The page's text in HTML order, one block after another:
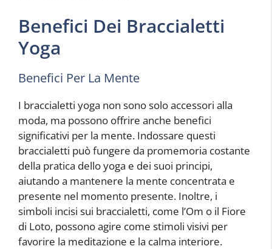
Benefici Dei Braccialetti
Yoga
Benefici Per La Mente
I braccialetti yoga non sono solo accessori alla
moda, ma possono offrire anche benefici
significativi per la mente. Indossare questi
braccialetti può fungere da promemoria costante
della pratica dello yoga e dei suoi principi,
aiutando a mantenere la mente concentrata e
presente nel momento presente. Inoltre, i
simboli incisi sui braccialetti, come l’Om o il Fiore
di Loto, possono agire come stimoli visivi per
favorire la meditazione e la calma interiore.